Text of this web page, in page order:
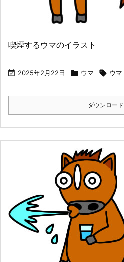
喫煙するウマのイラスト
 2025年2月22日  ウマ  ウマ
ダウンロード